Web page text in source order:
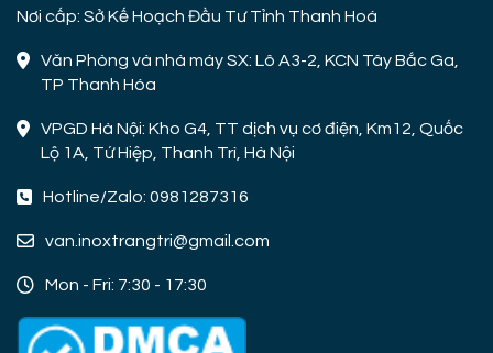
Nơi cấp: Sở Kế Hoạch Đầu Tư Tỉnh Thanh Hoá
Văn Phòng và nhà máy SX: Lô A3-2, KCN Tây Bắc Ga,
TP Thanh Hóa
VPGD Hà Nội: Kho G4, TT dịch vụ cơ điện, Km12, Quốc
Lộ 1A, Tứ Hiệp, Thanh Trì, Hà Nội
Hotline/Zalo: 0981287316
van.inoxtrangtri@gmail.com
Mon - Fri: 7:30 - 17:30